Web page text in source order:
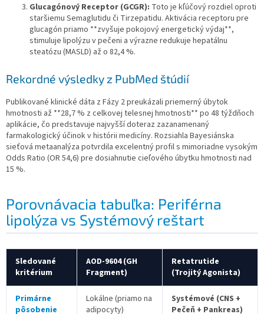
Glucagónový Receptor (GCGR): Toto je kľúčový rozdiel oproti
staršiemu Semaglutidu či Tirzepatidu. Aktivácia receptoru pre
glucagón priamo **zvyšuje pokojový energetický výdaj**,
stimuluje lipolýzu v pečeni a výrazne redukuje hepatálnu
steatózu (MASLD) až o 82,4 %.
Rekordné výsledky z PubMed štúdií
Publikované klinické dáta z Fázy 2 preukázali priemerný úbytok
hmotnosti až **28,7 % z celkovej telesnej hmotnosti** po 48 týždňoch
aplikácie, čo predstavuje najvyšší doteraz zazanamenaný
farmakologický účinok v histórii medicíny. Rozsiahla Bayesiánska
sieťová metaanalýza potvrdila excelentný profil s mimoriadne vysokým
Odds Ratio (OR 54,6) pre dosiahnutie cieľového úbytku hmotnosti nad
15 %.
Porovnávacia tabuľka: Periférna
lipolýza vs Systémový reštart
Sledované
kritérium
AOD-9604 (GH
Fragment)
Retatrutide
(Trojitý Agonista)
Primárne
pôsobenie
Lokálne (priamo na
adipocyty)
Systémové (CNS +
Pečeň + Pankreas)